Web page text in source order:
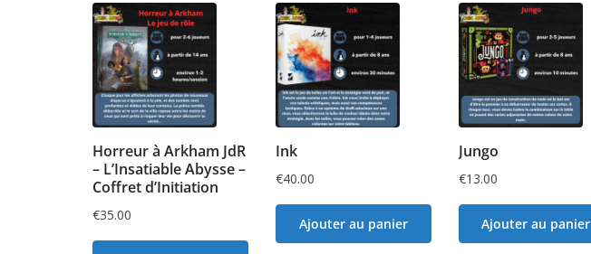
Horreur à Arkham JdR
– L’Insatiable Abysse –
Coffret d’Initiation
€35.00
Ink
€40.00
Ajouter au panier
Jungo
€13.00
Ajouter au panier